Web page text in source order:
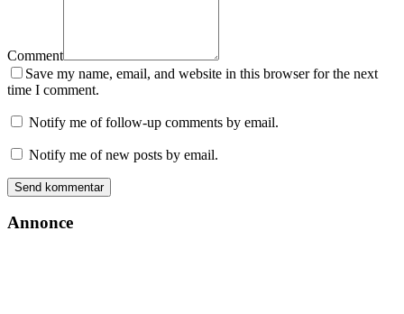
Comment
Save my name, email, and website in this browser for the next
time I comment.
Notify me of follow-up comments by email.
Notify me of new posts by email.
Annonce